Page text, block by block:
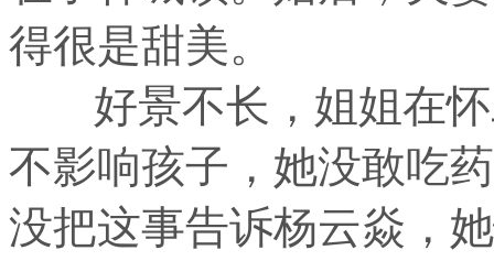
得很是甜美。
好景不长，姐姐在怀
不影响孩子，她没敢吃
没把这事告诉杨云焱，